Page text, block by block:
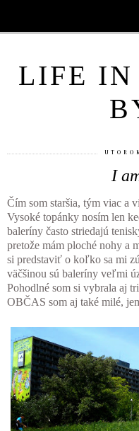
LIFE IN
I
Čím som staršia, tým viac a
Vysoké topánky nosím len
baleríny často striedajú
pretože mám ploché nohy a
si predstaviť o koľko sa mi
väčšinou sú baleríny veľmi
Pohodlné som si vybrala aj
OBČAS som aj také milé,